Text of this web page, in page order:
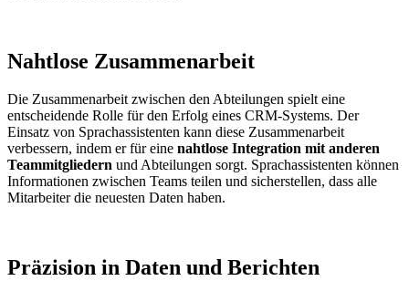
Nahtlose Zusammenarbeit
Die Zusammenarbeit zwischen den Abteilungen spielt eine
entscheidende Rolle für den Erfolg eines CRM-Systems. Der
Einsatz von Sprachassistenten kann diese Zusammenarbeit
verbessern, indem er für eine nahtlose Integration mit anderen
Teammitgliedern und Abteilungen sorgt. Sprachassistenten können
Informationen zwischen Teams teilen und sicherstellen, dass alle
Mitarbeiter die neuesten Daten haben.
Präzision in Daten und Berichten